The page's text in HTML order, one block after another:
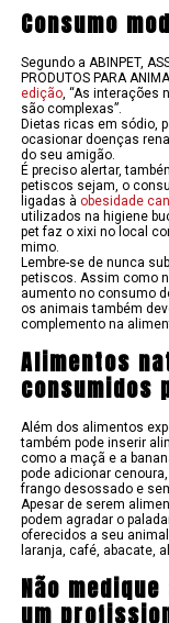
Consumo
Segundo a ABINPET,
PRODUTOS PARA
edição, “As interações
são complexas”.
Dietas ricas em sódio,
ocasionar doenças
do seu amigão.
É preciso alertar,
petiscos sejam, o
ligadas à obesidade
utilizados na higiene
pet faz o xixi no local
mimo.
Lembre-se de nunca
petiscos. Assim como
aumento no consumo
os animais também
complemento na
Alimentos
consumidos
Além dos alimentos
também pode inserir
como a maçã e a
pode adicionar
frango desossado e
Apesar de serem
podem agradar o
oferecidos a seu
laranja, café, abacate,
Não
um